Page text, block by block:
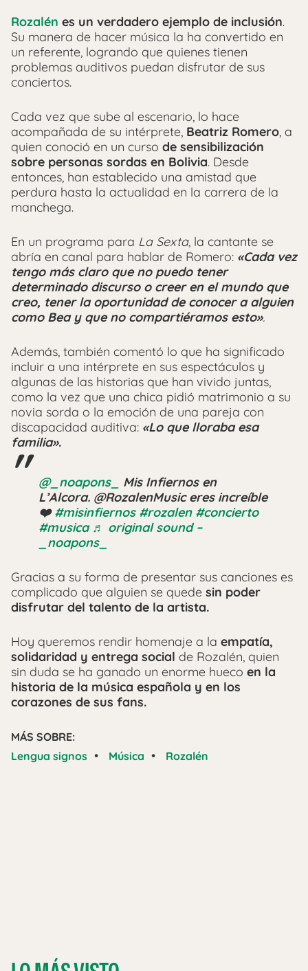
Rozalén es un verdadero ejemplo de inclusión.
Su manera de hacer música la ha convertido en
un referente, logrando que quienes tienen
problemas auditivos puedan disfrutar de sus
conciertos.
Cada vez que sube al escenario, lo hace
acompañada de su intérprete, Beatriz Romero, a
quien conoció en un curso de sensibilización
sobre personas sordas en Bolivia. Desde
entonces, han establecido una amistad que
perdura hasta la actualidad en la carrera de la
manchega.
En un programa para La Sexta, la cantante se
abría en canal para hablar de Romero: «Cada vez
tengo más claro que no puedo tener
determinado discurso o creer en el mundo que
creo, tener la oportunidad de conocer a alguien
como Bea y que no compartiéramos esto».
Además, también comentó lo que ha significado
incluir a una intérprete en sus espectáculos y
algunas de las historias que han vivido juntas,
como la vez que una chica pidió matrimonio a su
novia sorda o la emoción de una pareja con
discapacidad auditiva: «Lo que lloraba esa
familia».
@_noapons_
Mis Infiernos en
L’Alcora. @RozalenMusic eres increíble
❤️‍#misinfiernos #rozalen #concierto
#musica ♬ original sound –
_noapons_
Gracias a su forma de presentar sus canciones es
complicado que alguien se quede sin poder
disfrutar del talento de la artista.
Hoy queremos rendir homenaje a la empatía,
solidaridad y entrega social de Rozalén, quien
sin duda se ha ganado un enorme hueco en la
historia de la música española y en los
corazones de sus fans.
MÁS SOBRE:
Lengua signos • Música • Rozalén